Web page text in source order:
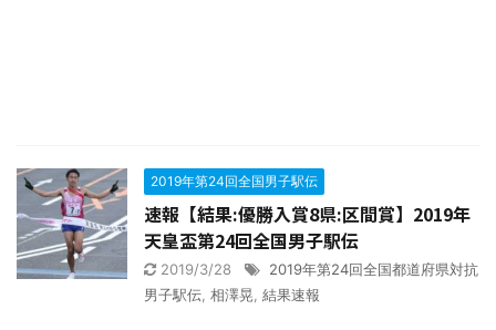
2019年第24回全国男子駅伝
速報【結果:優勝入賞8県:区間賞】2019年
天皇盃第24回全国男子駅伝
2019/3/28
2019年第24回全国都道府県対抗
男子駅伝 相澤晃 結果速報